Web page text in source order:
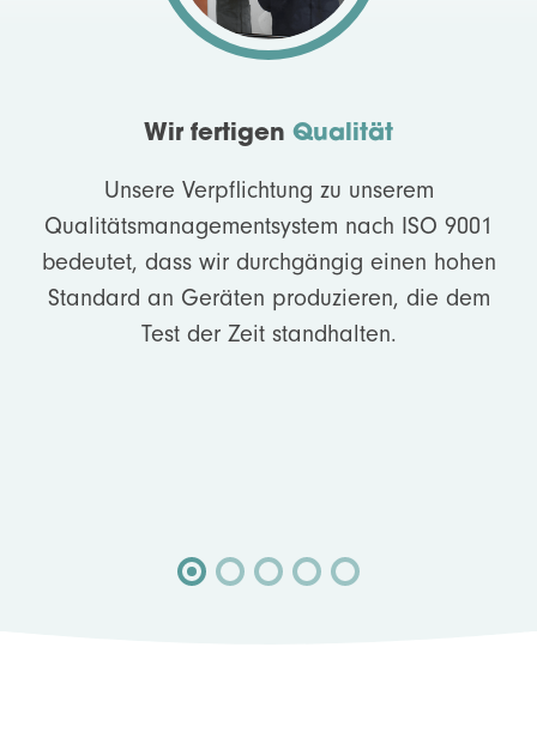
Wir fertigenQualität
Unsere Verpflichtung zu unserem
Qualitätsmanagementsystem nach ISO 9001
bedeutet, dass wir durchgängig einen hohen
Standard an Geräten produzieren, die dem
Test der Zeit standhalten.